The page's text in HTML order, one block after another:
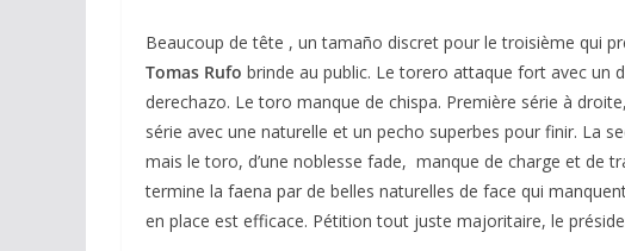
Beaucoup de tête , un tamaño discret pour le troisième qui
Tomas Rufo brinde au public. Le torero attaque fort avec un
derechazo. Le toro manque de chispa. Première série à
série avec une naturelle et un pecho superbes pour finir. La
mais le toro, d’une noblesse fade, manque de charge et de
termine la faena par de belles naturelles de face qui
en place est efficace. Pétition tout juste majoritaire, le